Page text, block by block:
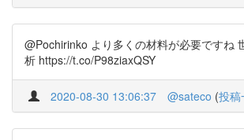
@Pochirinko より多くの材料が必要ですね
析 https://t.co/P98ziaxQSY
2020-08-30 13:06:37 @sateco (投稿